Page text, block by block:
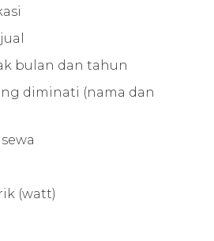
bulan dan tahun
diminati (nama dan
(watt)